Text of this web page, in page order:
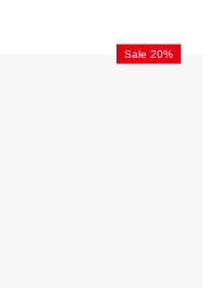
Sale 20%